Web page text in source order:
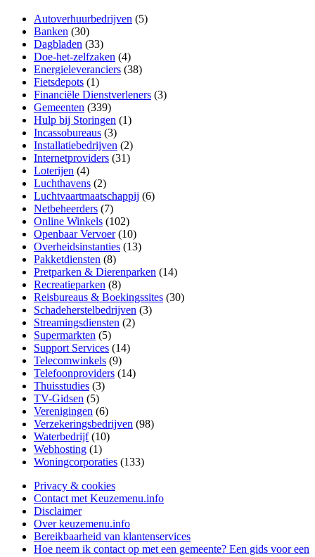
Autoverhuurbedrijven (5)
Banken (30)
Dagbladen (33)
Doe-het-zelfzaken (4)
Energieleveranciers (38)
Fietsdepots (1)
Financiële Dienstverleners (3)
Gemeenten (339)
Hulp bij Storingen (1)
Incassobureaus (3)
Installatiebedrijven (2)
Internetproviders (31)
Loterijen (4)
Luchthavens (2)
Luchtvaartmaatschappij (6)
Netbeheerders (7)
Online Winkels (102)
Openbaar Vervoer(10)
Overheidsinstanties (13)
Pakketdiensten (8)
Pretparken & Dierenparken (14)
Recreatieparken (8)
Reisbureaus & Boekingssites (30)
Schadeherstelbedrijven (3)
Streamingsdiensten (2)
Supermarkten (5)
Support Services (14)
Telecomwinkels (9)
Telefoonproviders (14)
Thuisstudies (3)
TV-Gidsen (5)
Verenigingen (6)
Verzekeringsbedrijven (98)
Waterbedrijf(10)
Webhosting (1)
Woningcorporaties (133)
Privacy & cookies
Contact met Keuzemenu.info
Disclaimer
Over keuzemenu.info
Bereikbaarheid van klantenservices
Hoe neem ik contact op met een gemeente? Een gids voor een